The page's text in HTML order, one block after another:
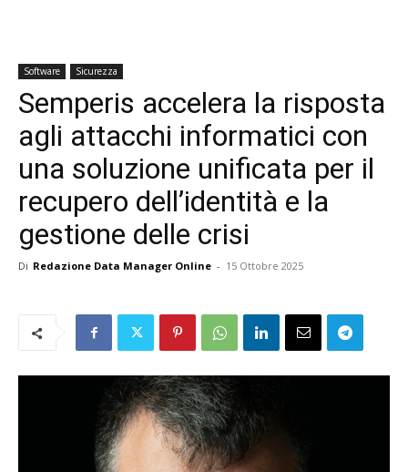
Software Sicurezza
Semperis accelera la risposta
agli attacchi informatici con
una soluzione unificata per il
recupero dell’identità e la
gestione delle crisi
Di Redazione Data Manager Online - 15 Ottobre 2025